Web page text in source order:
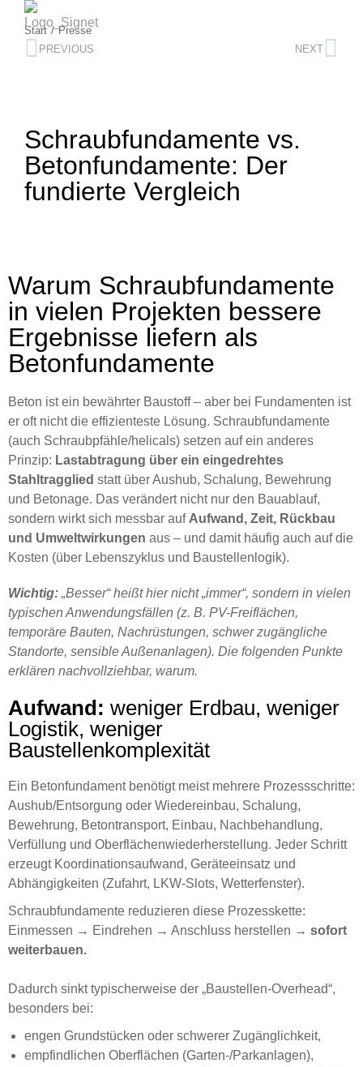
Sie befinden sich hier:
Start
Presse
PREVIOUS
NEXT
Schraubfundamente vs.
Betonfundamente: Der
fundierte Vergleich
Warum Schraubfundamente
in vielen Projekten bessere
Ergebnisse liefern als
Betonfundamente
Beton ist ein bewährter Baustoff – aber bei Fundamenten ist
er oft nicht die effizienteste Lösung. Schraubfundamente
(auch Schraubpfähle/helicals) setzen auf ein anderes
Prinzip: Lastabtragung über ein eingedrehtes
Stahltragglied statt über Aushub, Schalung, Bewehrung
und Betonage. Das verändert nicht nur den Bauablauf,
sondern wirkt sich messbar auf Aufwand, Zeit, Rückbau
und Umweltwirkungen aus – und damit häufig auch auf die
Kosten (über Lebenszyklus und Baustellenlogik).
Wichtig: „Besser“ heißt hier nicht „immer“, sondern in vielen
typischen Anwendungsfällen (z. B. PV-Freiflächen,
temporäre Bauten, Nachrüstungen, schwer zugängliche
Standorte, sensible Außenanlagen). Die folgenden Punkte
erklären nachvollziehbar, warum.
Aufwand: weniger Erdbau, weniger
Logistik, weniger
Baustellenkomplexität
Ein Betonfundament benötigt meist mehrere Prozessschritte:
Aushub/Entsorgung oder Wiedereinbau, Schalung,
Bewehrung, Betontransport, Einbau, Nachbehandlung,
Verfüllung und Oberflächenwiederherstellung. Jeder Schritt
erzeugt Koordinationsaufwand, Geräteeinsatz und
Abhängigkeiten (Zufahrt, LKW-Slots, Wetterfenster).
Schraubfundamente reduzieren diese Prozesskette:
Einmessen → Eindrehen → Anschluss herstellen → sofort
weiterbauen.
Dadurch sinkt typischerweise der „Baustellen-Overhead“,
besonders bei:
engen Grundstücken oder schwerer Zugänglichkeit,
empfindlichen Oberflächen (Garten-/Parkanlagen),